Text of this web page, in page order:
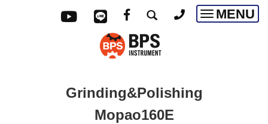
Toggle
MENU
Grinding&Polishing
Mopao160E